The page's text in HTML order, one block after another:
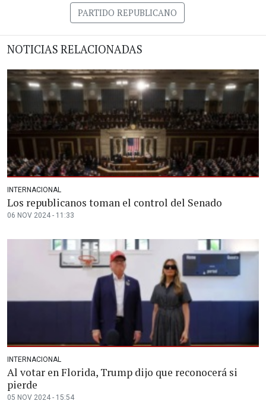
PARTIDO REPUBLICANO
NOTICIAS RELACIONADAS
INTERNACIONAL
Los republicanos toman el control del Senado
06 NOV 2024 - 11:33
INTERNACIONAL
Al votar en Florida, Trump dijo que reconocerá si
pierde
05 NOV 2024 - 15:54